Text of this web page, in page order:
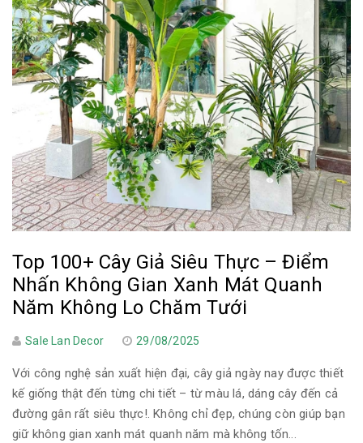
Top 100+ Cây Giả Siêu Thực – Điểm
Nhấn Không Gian Xanh Mát Quanh
Năm Không Lo Chăm Tưới
Sale Lan Decor 29/08/2025
Với công nghệ sản xuất hiện đại, cây giả ngày nay được thiết
kế giống thật đến từng chi tiết – từ màu lá, dáng cây đến cả
đường gân rất siêu thực!. Không chỉ đẹp, chúng còn giúp bạn
giữ không gian xanh mát quanh năm mà không tốn...